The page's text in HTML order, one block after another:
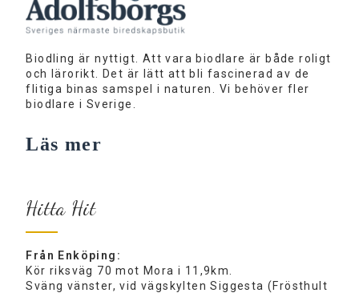
Biodling är nyttigt. Att vara biodlare är både roligt
och lärorikt. Det är lätt att bli fascinerad av de
flitiga binas samspel i naturen. Vi behöver fler
biodlare i Sverige.
Läs mer
Hitta Hit
Från Enköping:
Kör riksväg 70 mot Mora i 11,9km.
Sväng vänster, vid vägskylten Siggesta (Frösthult